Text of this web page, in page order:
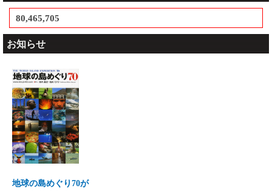
80,465,705
お知らせ
地球の島めぐり70が